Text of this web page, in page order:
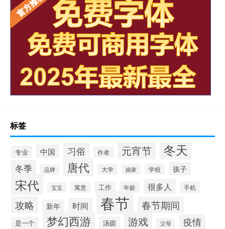
标签
专业 中国 习俗 作者 元宵节 冬天
冬季 品牌 唐代 大学 娘家 学校 孩子
宋代 宝宝 寓意 工作 年龄 很多人 手机
攻略 新年 时间 春节 春节期间
是一个 梦幻西游 汤圆 游戏 父母 疫情